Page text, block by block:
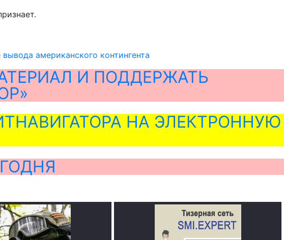
американского контингента
И ПОДДЕРЖАТЬ
НА ЭЛЕКТРОННУЮ